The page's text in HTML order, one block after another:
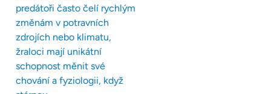
predátoři často čelí rychlým
změnám v potravních
zdrojích nebo klimatu,
žraloci mají unikátní
schopnost měnit své
chování a fyziologii, když